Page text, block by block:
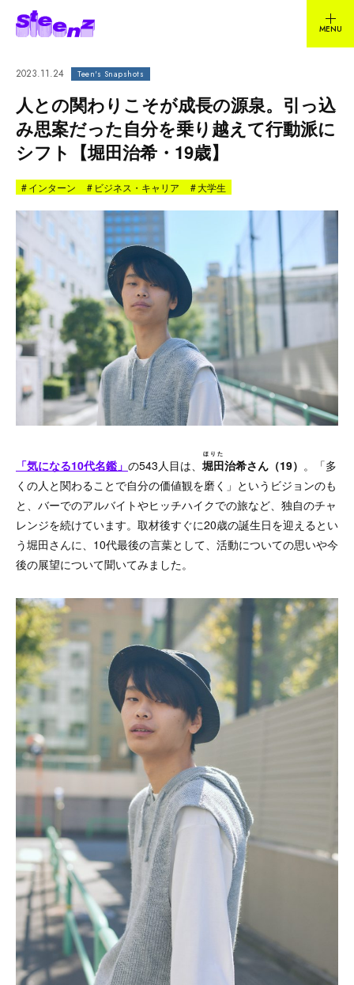
2023.11.24 Teen's Snapshots
人との関わりこそが成長の源泉。引っ込
み思案だった自分を乗り越えて行動派に
シフト【堀田治希・19歳】
#インターン # ビジネス・キャリア #大学生
「気になる10代名鑑」 の543人目は、 堀田
ほりた
治希さん（19） 。「多
くの人と関わることで自分の価値観を磨く」というビジョンのも
と、バーでのアルバイトやヒッチハイクでの旅など、独自のチャ
レンジを続けています。取材後すぐに20歳の誕生日を迎えるとい
う堀田さんに、10代最後の言葉として、活動についての思いや今
後の展望について聞いてみました。